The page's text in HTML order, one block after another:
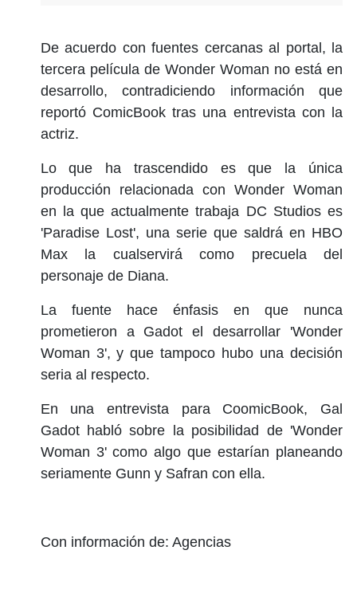
De acuerdo con fuentes cercanas al portal, la
tercera película de Wonder Woman no está en
desarrollo, contradiciendo información que
reportó ComicBook tras una entrevista con la
actriz.
Lo que ha trascendido es que la única
producción relacionada con Wonder Woman
en la que actualmente trabaja DC Studios es
'Paradise Lost', una serie que saldrá en HBO
Max la cualservirá como precuela del
personaje de Diana.
La fuente hace énfasis en que nunca
prometieron a Gadot el desarrollar 'Wonder
Woman 3', y que tampoco hubo una decisión
seria al respecto.
En una entrevista para CoomicBook, Gal
Gadot habló sobre la posibilidad de 'Wonder
Woman 3' como algo que estarían planeando
seriamente Gunn y Safran con ella.
Con información de: Agencias